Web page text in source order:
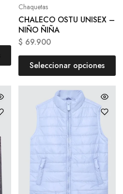
Chaquetas
CHALECO OSTU UNISEX –
NIÑO ÑIÑA
$ 69.900
Seleccionar opciones